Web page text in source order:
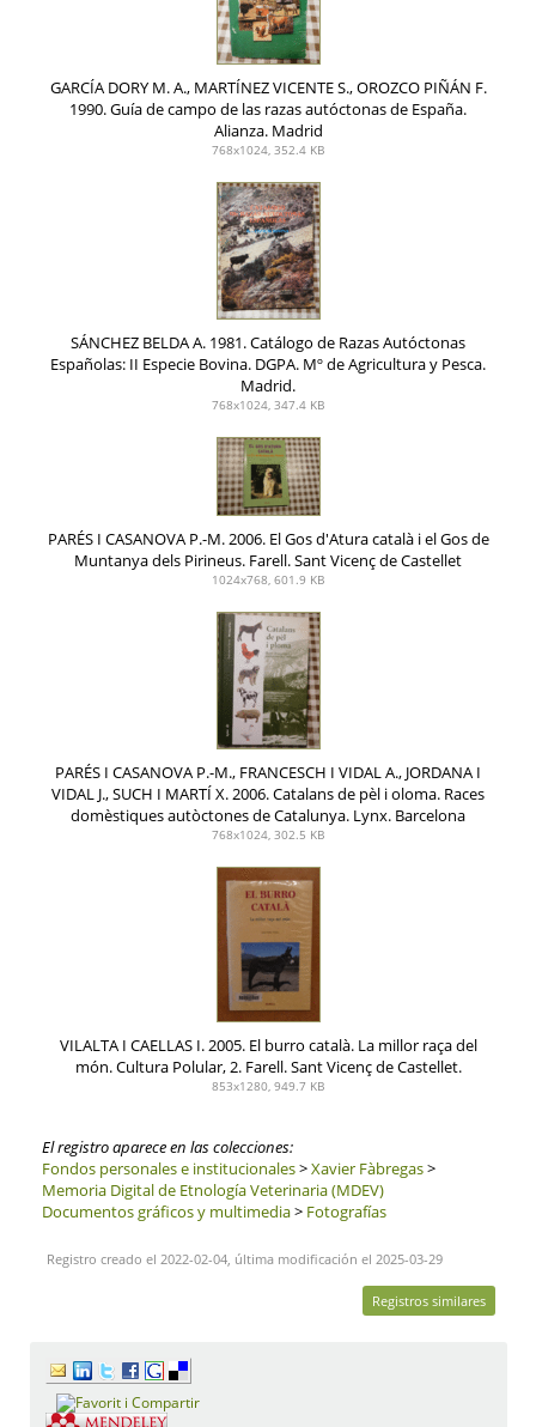
GARCÍA DORY M. A., MARTÍNEZ VICENTE S., OROZCO PIÑÁN F.
1990. Guía de campo de las razas autóctonas de España.
Alianza. Madrid
768x1024, 352.4 KB
SÁNCHEZ BELDA A. 1981. Catálogo de Razas Autóctonas
Españolas: II Especie Bovina. DGPA. Mº de Agricultura y Pesca.
Madrid.
768x1024, 347.4 KB
PARÉS I CASANOVA P.-M. 2006. El Gos d'Atura català i el Gos de
Muntanya dels Pirineus. Farell. Sant Vicenç de Castellet
1024x768, 601.9 KB
PARÉS I CASANOVA P.-M., FRANCESCH I VIDAL A., JORDANA I
VIDAL J., SUCH I MARTÍ X. 2006. Catalans de pèl i oloma. Races
domèstiques autòctones de Catalunya. Lynx. Barcelona
768x1024, 302.5 KB
VILALTA I CAELLAS I. 2005. El burro català. La millor raça del
món. Cultura Polular, 2. Farell. Sant Vicenç de Castellet.
853x1280, 949.7 KB
El registro aparece en las colecciones:
Fondos personales e institucionales>Xavier Fàbregas>
Memoria Digital de Etnología Veterinaria (MDEV)
Documentos gráficos y multimedia> Fotografías
Registro creado el 2022-02-04, última modificación el 2025-03-29
Registros similares